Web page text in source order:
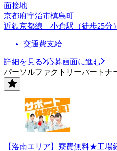
面接地
京都府宇治市槙島町
近鉄京都線 小倉駅（徒歩25分）
交通費支給
詳細を見る
応募画面に進む
パーソルファクトリーパートナ
【洛南エリア】寮費無料★工場